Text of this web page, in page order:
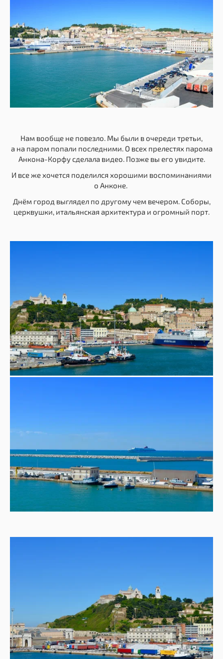
Нам вообще не повезло. Мы были в очереди третьи,
а на паром попали последними. О всех прелестях парома
Анкона-Корфу сделала видео. Позже вы его увидите.
И все же хочется поделился хорошими воспоминаниями
о Анконе.
Днём город выглядел по другому чем вечером. Соборы,
церквушки, итальянская архитектура и огромный порт.